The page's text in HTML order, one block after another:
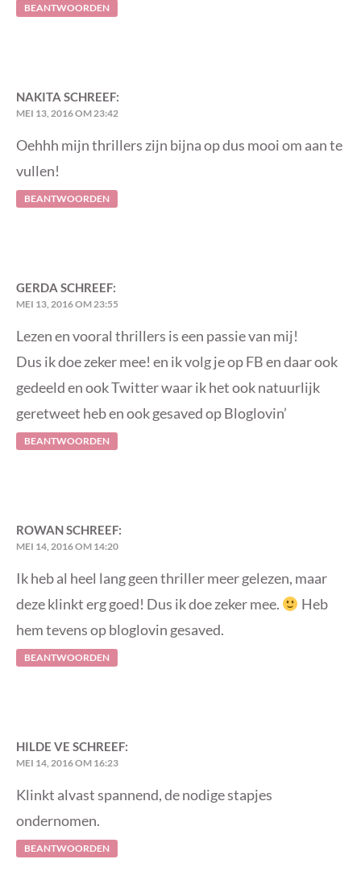
BEANTWOORDEN
NAKITA SCHREEF:
MEI 13, 2016 OM 23:42
Oehhh mijn thrillers zijn bijna op dus mooi om aan te
vullen!
BEANTWOORDEN
GERDA SCHREEF:
MEI 13, 2016 OM 23:55
Lezen en vooral thrillers is een passie van mij!
Dus ik doe zeker mee! en ik volg je op FB en daar ook
gedeeld en ook Twitter waar ik het ook natuurlijk
geretweet heb en ook gesaved op Bloglovin’
BEANTWOORDEN
ROWANSCHREEF:
MEI 14, 2016 OM 14:20
Ik heb al heel lang geen thriller meer gelezen, maar
deze klinkt erg goed! Dus ik doe zeker mee.
Heb
hem tevens op bloglovin gesaved.
BEANTWOORDEN
HILDE VE SCHREEF:
MEI 14, 2016 OM 16:23
Klinkt alvast spannend, de nodige stapjes
ondernomen.
BEANTWOORDEN